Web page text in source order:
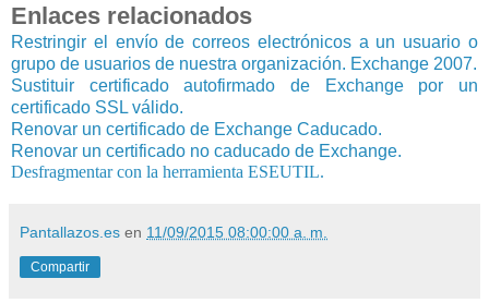
Enlaces relacionados
Restringir el envío de correos electrónicos a un usuario o
grupo de usuarios de nuestra organización. Exchange 2007.
Sustituir certificado autofirmado de Exchange por un
certificado SSL válido.
Renovar un certificado de Exchange Caducado.
Renovar un certificado no caducado de Exchange.
Desfragmentar con la herramienta ESEUTIL.
Pantallazos.es en 11/09/2015 08:00:00 a. m.
Compartir